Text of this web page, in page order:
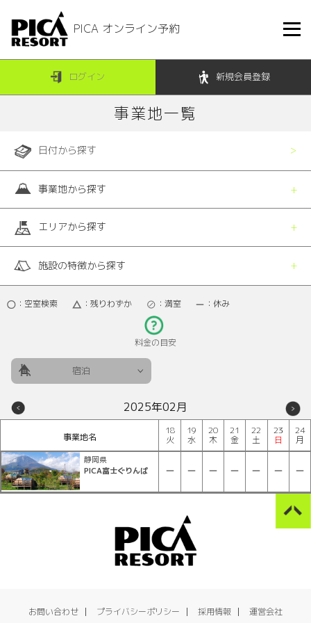
PICA オンライン予約
ログイン 新規会員登録
事業地一覧
日付から探す
事業地から探す
エリアから探す
施設の特徴から探す
：空室検索 ：残りわずか ：満室 ：休み
料金の目安
宿泊
2025年02月
事業地名
18
火
19
水
20
木
21
金
22
土
23
日
24
月
静岡県
PICA富士ぐりんぱ
お問い合わせ プライバシーポリシー 採用情報 運営会社